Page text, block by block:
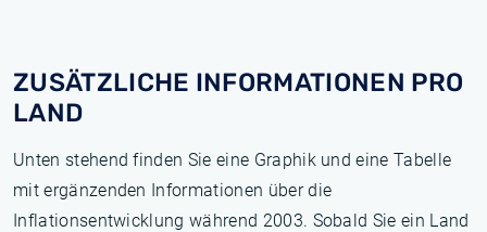
ZUSÄTZLICHE INFORMATIONEN PRO
LAND
Unten stehend finden Sie eine Graphik und eine Tabelle
mit ergänzenden Informationen über die
Inflationsentwicklung während 2003. Sobald Sie ein Land